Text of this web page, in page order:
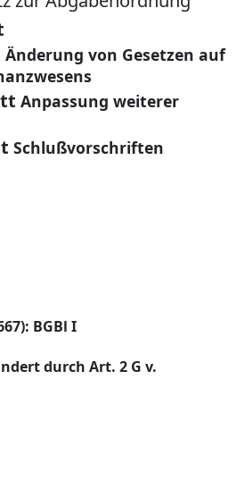
Änderung von Gesetzen auf
Anpassung weiterer
Schlußvorschriften
BGBl I
durch Art. 2 G v.